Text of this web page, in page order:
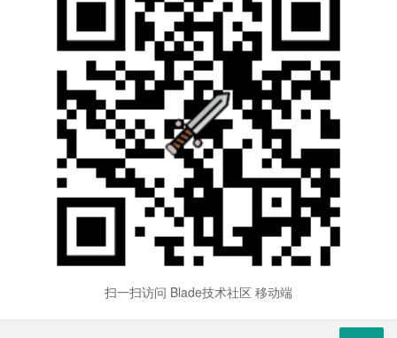
扫一扫访问 Blade技术社区 移动端